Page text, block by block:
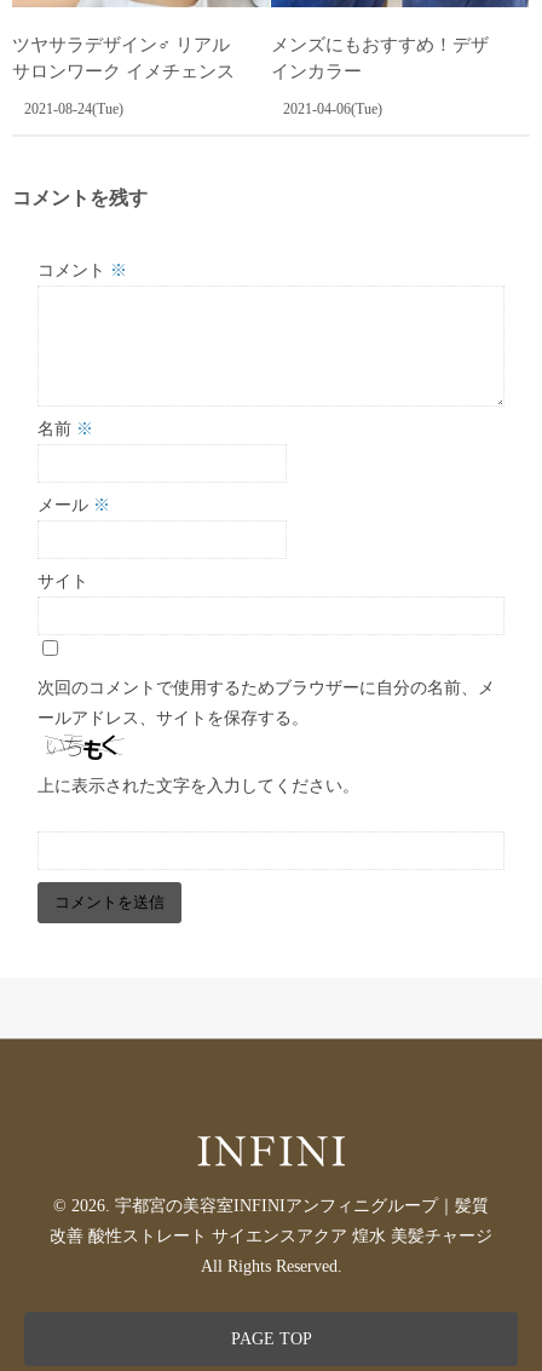
ツヤサラデザイン‍♂️ リアル
サロンワーク イメチェンス
2021-08-24(Tue)
メンズにもおすすめ！デザ
インカラー
2021-04-06(Tue)
コメントを残す
コメント ※
名前 ※
メール ※
サイト
次回のコメントで使用するためブラウザーに自分の名前、メ
ールアドレス、サイトを保存する。
上に表示された文字を入力してください。
© 2026. 宇都宮の美容室INFINIアンフィニグループ｜髪質
改善 酸性ストレート サイエンスアクア 煌水 美髪チャージ
All Rights Reserved.
PAGE TOP